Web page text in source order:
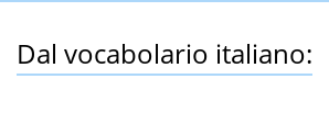
Dal vocabolario italiano: